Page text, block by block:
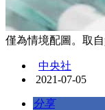
僅為情境配圖。取自
中央社
2021-07-05
分享